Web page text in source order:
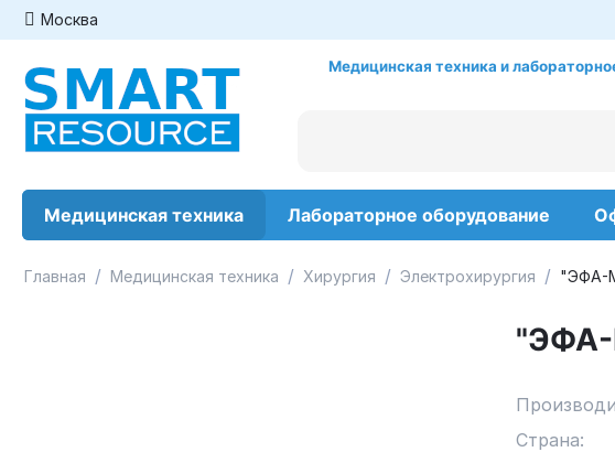
Москва
Медицинская техника и
Медицинская техника Лабораторное оборудование
Главная / Медицинская техника / Хирургия / Электрохирургия / "ЭФА-
Страна: